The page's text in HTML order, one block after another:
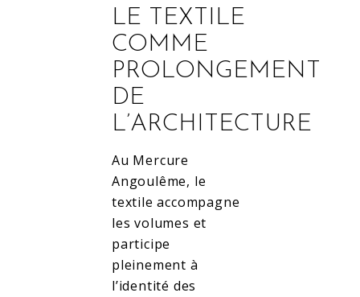
LE TEXTILE
COMME
PROLONGEMENT
DE
L’ARCHITECTURE
Au Mercure
Angoulême, le
textile accompagne
les volumes et
participe
pleinement à
l’identité des